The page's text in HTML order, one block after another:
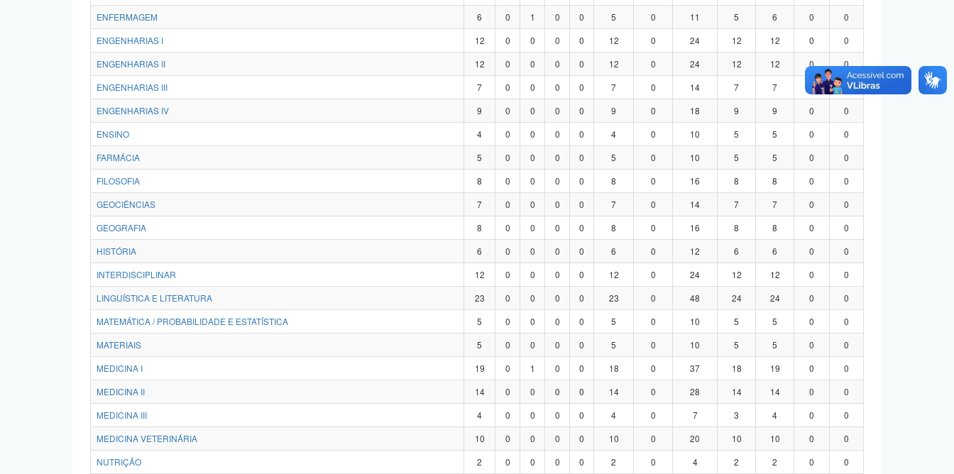
ENFERMAGEM
6 0 1 0 0 5 0 11 5 6 0
0
ENGENHARIAS I
12 0 0 0 0 12 0 24 12 12 0
0
ENGENHARIAS II
12 0 0 0 0 12 0 24 12 12 0
0
ENGENHARIAS III
7 0 0 0 0 7 0 14 7 7 0
0
ENGENHARIAS IV
9 0 0 0 0 9 0 18 9 9 0
0
ENSINO
4 0 0 0 0 4 0 10 5 5 0
0
FARMÁCIA
5 0 0 0 0 5 0 10 5 5 0
0
FILOSOFIA
8 0 0 0 0 8 0 16 8 8 0
0
GEOCIÊNCIAS
7 0 0 0 0 7 0 14 7 7 0
0
GEOGRAFIA
8 0 0 0 0 8 0 16 8 8 0
0
HISTÓRIA
6 0 0 0 0 6 0 12 6 6 0
0
INTERDISCIPLINAR
12 0 0 0 0 12 0 24 12 12 0
0
LINGUÍSTICA E LITERATURA
23 0 0 0 0 23 0 48 24 24 0
0
MATEMÁTICA / PROBABILIDADE E ESTATÍSTICA
5 0 0 0 0 5 0 10 5 5 0
0
MATERIAIS
5 0 0 0 0 5 0 10 5 5 0
0
MEDICINA I
19 0 1 0 0 18 0 37 18 19 0
0
MEDICINA II
14 0 0 0 0 14 0 28 14 14 0
0
MEDICINA III
4 0 0 0 0 4 0 7 3 4 0
0
MEDICINA VETERINÁRIA
10 0 0 0 0 10 0 20 10 10 0
0
NUTRIÇÃO
2 0 0 0 0 2 0 4 2 2 0
0